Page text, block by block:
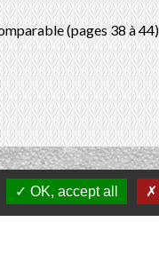
(pages 38 à
OK, accept all